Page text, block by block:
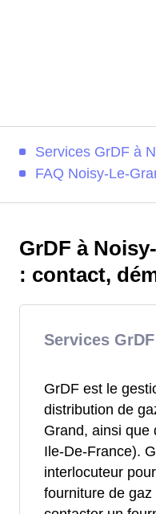
Services GrDF à
FAQ Noisy-Le-
GrDF à
: contact,
Services
GrDF est le
distribution de
Grand, ainsi que
Ile-De-France).
interlocuteur
fourniture de